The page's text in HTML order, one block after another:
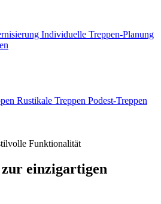
Individuelle Treppen-Planung
Rustikale Treppen Podest-Treppen
Funktionalität
einzigartigen